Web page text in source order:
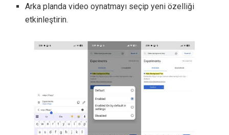
Arka planda video oynatmayı seçip yeni özelliği
etkinleştirin.